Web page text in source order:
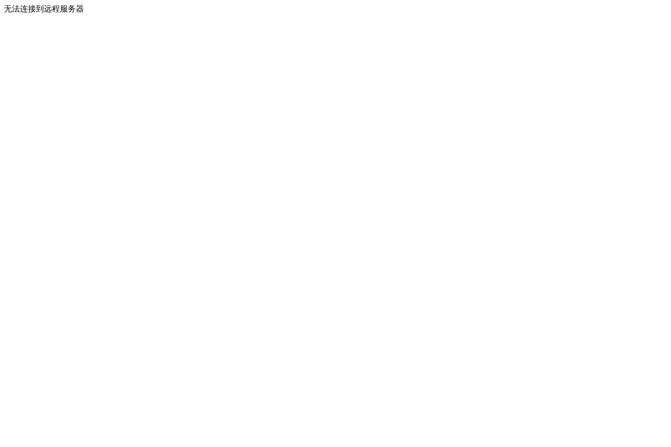
无法连接到远程服务器